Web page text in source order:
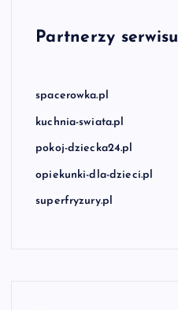
Partnerzy serwisu
spacerowka.pl
kuchnia-swiata.pl
pokoj-dziecka24.pl
opiekunki-dla-dzieci.pl
superfryzury.pl